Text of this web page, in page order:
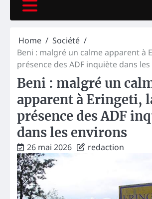
Home
Société
Beni : malgré un calme apparent à
présence des ADF inquiète dans
Beni : malgré un
apparent à Eringeti,
présence des ADF
dans les environs
26 mai 2026 redaction